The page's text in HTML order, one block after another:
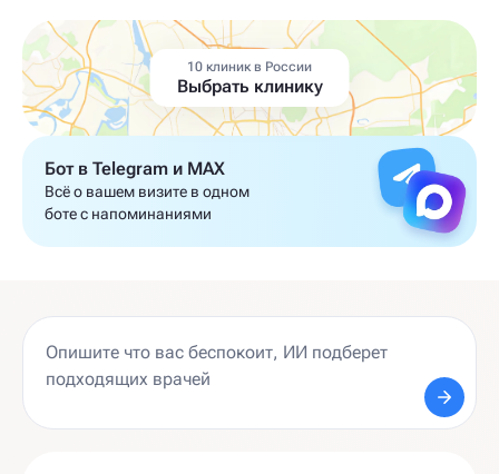
10 клиник в России
Выбрать клинику
Бот в Telegram и MAX
Всё о вашем визите в одном
боте с напоминаниями